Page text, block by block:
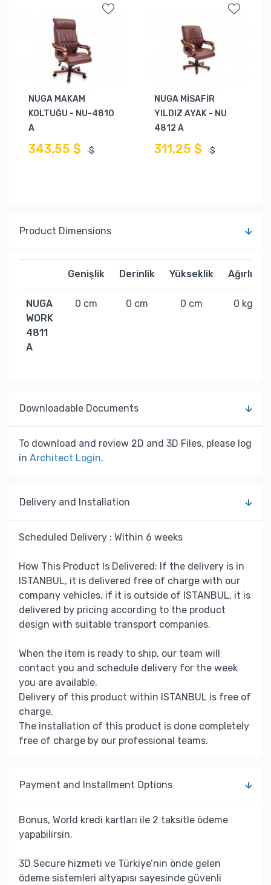
NUGA MAKAM
KOLTUĞU - NU-4810
A
343,55 $ $
NUGA MİSAFİR
YILDIZ AYAK - NU
4812 A
311,25 $ $
Product Dimensions
Genişlik Derinlik Yükseklik Ağırlık
NUGA
WORK
4811
A
0 cm 0 cm 0 cm 0 kg
Downloadable Documents
To download and review 2D and 3D Files, please log
in Architect Login.
Delivery and Installation
Scheduled Delivery : Within 6 weeks
How This Product Is Delivered: If the delivery is in
ISTANBUL, it is delivered free of charge with our
company vehicles, if it is outside of ISTANBUL, it is
delivered by pricing according to the product
design with suitable transport companies.
When the item is ready to ship, our team will
contact you and schedule delivery for the week
you are available.
Delivery of this product within ISTANBUL is free of
charge.
The installation of this product is done completely
free of charge by our professional teams.
Payment and Installment Options
Bonus, World kredi kartları ile 2 taksitle ödeme
yapabilirsin.
3D Secure hizmeti ve Türkiye’nin önde gelen
ödeme sistemleri altyapısı sayesinde güvenli